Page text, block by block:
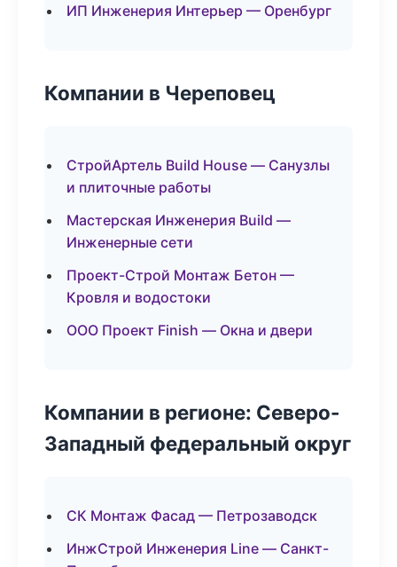
ИП Инженерия Интерьер — Оренбург
Компании в Череповец
СтройАртель Build House — Санузлы
и плиточные работы
Мастерская Инженерия Build —
Инженерные сети
Проект-Строй Монтаж Бетон —
Кровля и водостоки
ООО Проект Finish — Окна и двери
Компании в регионе: Северо-
Западный федеральный округ
СК Монтаж Фасад — Петрозаводск
ИнжСтрой Инженерия Line — Санкт-